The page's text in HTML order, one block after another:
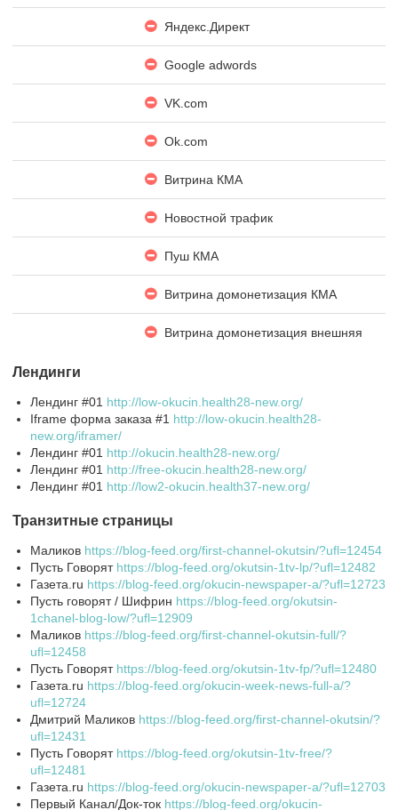
Яндекc.Директ
Google adwords
VK.com
Ok.com
Витрина КМА
Новостной трафик
Пуш КМА
Витрина домонетизация КМА
Витрина домонетизация внешняя
Лендинги
Лендинг #01 http://low-okucin.health28-new.org/
Iframe форма заказа #1 http://low-okucin.health28-
new.org/iframer/
Лендинг #01 http://okucin.health28-new.org/
Лендинг #01 http://free-okucin.health28-new.org/
Лендинг #01 http://low2-okucin.health37-new.org/
Транзитные страницы
Маликов https://blog-feed.org/first-channel-okutsin/?ufl=12454
Пусть Говорят https://blog-feed.org/okutsin-1tv-lp/?ufl=12482
Газета.ru https://blog-feed.org/okucin-newspaper-a/?ufl=12723
Пусть говорят / Шифрин https://blog-feed.org/okutsin-
1chanel-blog-low/?ufl=12909
Маликов https://blog-feed.org/first-channel-okutsin-full/?
ufl=12458
Пусть Говорят https://blog-feed.org/okutsin-1tv-fp/?ufl=12480
Газета.ru https://blog-feed.org/okucin-week-news-full-a/?
ufl=12724
Дмитрий Маликов https://blog-feed.org/first-channel-okutsin/?
ufl=12431
Пусть Говорят https://blog-feed.org/okutsin-1tv-free/?
ufl=12481
Газета.ru https://blog-feed.org/okucin-newspaper-a/?ufl=12703
Первый Канал/Док-ток https://blog-feed.org/okucin-